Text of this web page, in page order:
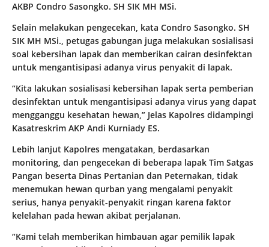
AKBP Condro Sasongko. SH SIK MH MSi.
Selain melakukan pengecekan, kata Condro Sasongko. SH
SIK MH MSi., petugas gabungan juga melakukan sosialisasi
soal kebersihan lapak dan memberikan cairan desinfektan
untuk mengantisipasi adanya virus penyakit di lapak.
“Kita lakukan sosialisasi kebersihan lapak serta pemberian
desinfektan untuk mengantisipasi adanya virus yang dapat
mengganggu kesehatan hewan,” Jelas Kapolres didampingi
Kasatreskrim AKP Andi Kurniady ES.
Lebih lanjut Kapolres mengatakan, berdasarkan
monitoring, dan pengecekan di beberapa lapak Tim Satgas
Pangan beserta Dinas Pertanian dan Peternakan, tidak
menemukan hewan qurban yang mengalami penyakit
serius, hanya penyakit-penyakit ringan karena faktor
kelelahan pada hewan akibat perjalanan.
“Kami telah memberikan himbauan agar pemilik lapak